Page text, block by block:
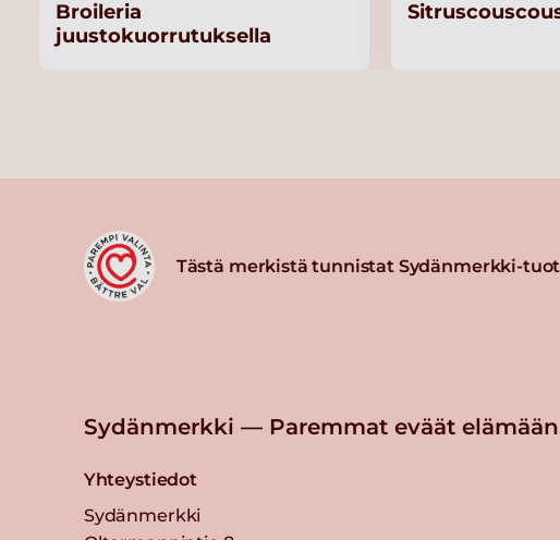
Broileria
juustokuorrutuksella
Tästä merkistä tunnistat Sydänmerkki-
Sydänmerkki — Paremmat eväät
Yhteystiedot
Sydänmerkki